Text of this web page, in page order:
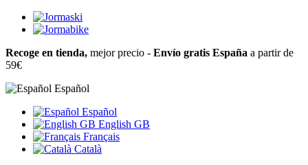
Recoge en tienda, mejor precio - Envío gratis España a partir de
59€
Español
Español
English GB
Français
Català